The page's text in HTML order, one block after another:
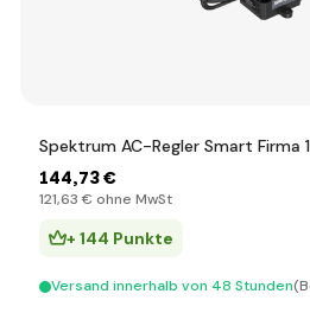
Spektrum AC-Regler Smart Firma
144,73 €
121,63 € ohne MwSt
+ 144 Punkte
Versand innerhalb von 48 Stunden